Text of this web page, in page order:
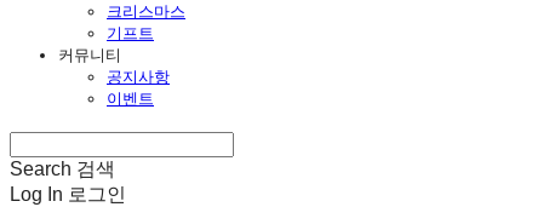
크리스마스
기프트
커뮤니티
공지사항
이벤트
Search 검색
Log In 로그인